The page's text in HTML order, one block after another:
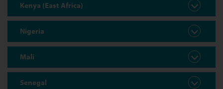
Kenya (East Africa)
Nigeria
Mali
Senegal